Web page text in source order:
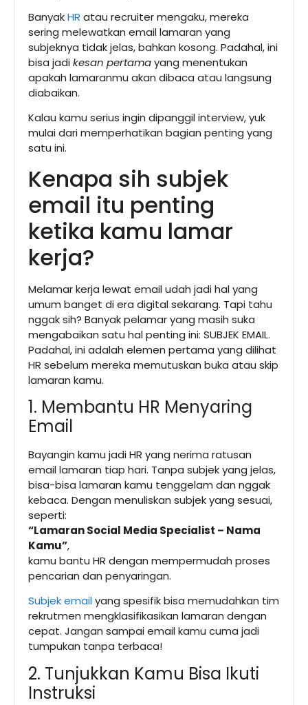
BanyakHR atau recruiter mengaku, mereka
sering melewatkan email lamaran yang
subjeknya tidak jelas, bahkan kosong. Padahal, ini
bisa jadikesan pertamayang menentukan
apakah lamaranmu akan dibaca atau langsung
diabaikan.
Kalau kamu serius ingin dipanggil interview, yuk
mulai dari memperhatikan bagian penting yang
satu ini.
Kenapa sih subjek
email itu penting
ketika kamu lamar
kerja?
Melamar kerja lewat email udah jadi hal yang
umum banget di era digital sekarang. Tapi tahu
nggak sih? Banyak pelamar yang masih suka
mengabaikan satu hal penting ini: SUBJEK EMAIL.
Padahal, ini adalah elemen pertama yang dilihat
HR sebelum mereka memutuskan buka atau skip
lamaran kamu.
1. Membantu HR Menyaring
Email
Bayangin kamu jadi HR yang nerima ratusan
email lamaran tiap hari. Tanpa subjek yang jelas,
bisa-bisa lamaran kamu tenggelam dan nggak
kebaca. Dengan menuliskan subjek yang sesuai,
seperti:
“Lamaran Social Media Specialist – Nama
Kamu”,
kamu bantu HR dengan mempermudah proses
pencarian dan penyaringan.
Subjek emailyang spesifik bisa memudahkan tim
rekrutmen mengklasifikasikan lamaran dengan
cepat. Jangan sampai email kamu cuma jadi
tumpukan tanpa terbaca!
2. Tunjukkan Kamu Bisa Ikuti
Instruksi